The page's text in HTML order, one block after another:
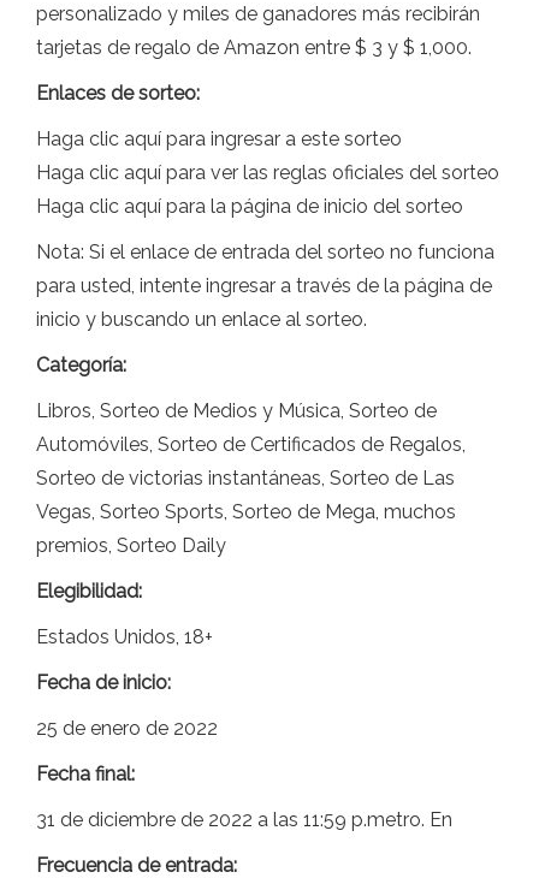
personalizado y miles de ganadores más recibirán
tarjetas de regalo de Amazon entre $ 3 y $ 1,000.
Enlaces de sorteo:
Haga clic aquí para ingresar a este sorteo
Haga clic aquí para ver las reglas oficiales del sorteo
Haga clic aquí para la página de inicio del sorteo
Nota: Si el enlace de entrada del sorteo no funciona
para usted, intente ingresar a través de la página de
inicio y buscando un enlace al sorteo.
Categoría:
Libros, Sorteo de Medios y Música, Sorteo de
Automóviles, Sorteo de Certificados de Regalos,
Sorteo de victorias instantáneas, Sorteo de Las
Vegas, Sorteo Sports, Sorteo de Mega, muchos
premios, Sorteo Daily
Elegibilidad:
Estados Unidos, 18+
Fecha de inicio:
25 de enero de 2022
Fecha final:
31 de diciembre de 2022 a las 11:59 p.metro. En
Frecuencia de entrada: